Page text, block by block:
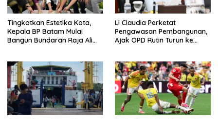
Tingkatkan Estetika Kota,
Kepala BP Batam Mulai
Bangun Bundaran Raja Ali
Li Claudia Perketat
Pengawasan Pembangunan,
Ajak OPD Rutin Turun ke